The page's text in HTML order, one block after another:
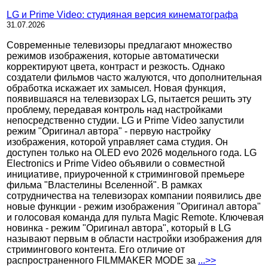
LG и Prime Video: студияная версия кинематографа
31.07.2026
Современные телевизоры предлагают множество
режимов изображения, которые автоматически
корректируют цвета, контраст и резкость. Однако
создатели фильмов часто жалуются, что дополнительная
обработка искажает их замысел. Новая функция,
появившаяся на телевизорах LG, пытается решить эту
проблему, передавая контроль над настройками
непосредственно студии. LG и Prime Video запустили
режим "Оригинал автора" - первую настройку
изображения, которой управляет сама студия. Он
доступен только на OLED evo 2026 модельного года. LG
Electronics и Prime Video объявили о совместной
инициативе, приуроченной к стриминговой премьере
фильма "Властелины Вселенной". В рамках
сотрудничества на телевизорах компании появились две
новые функции - режим изображения "Оригинал автора"
и голосовая команда для пульта Magic Remote. Ключевая
новинка - режим "Оригинал автора", который в LG
называют первым в области настройки изображения для
стримингового контента. Его отличие от
распространенного FILMMAKER MODE за ...>>